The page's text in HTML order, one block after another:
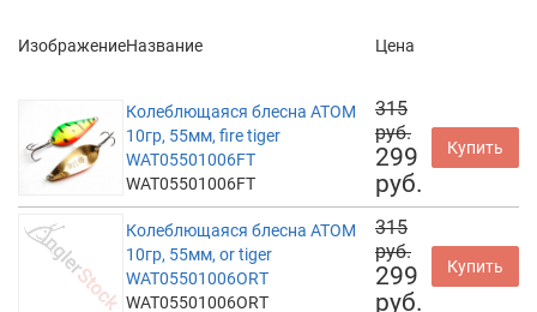
ИзображениеНазвание Цена
Колеблющаяся блесна АТОМ
10гр, 55мм, fire tiger
WAT05501006FT
WAT05501006FT
315
руб.
299
руб.
Купить
Колеблющаяся блесна АТОМ
10гр, 55мм, or tiger
WAT05501006ORT
WAT05501006ORT
315
руб.
299
руб.
Купить